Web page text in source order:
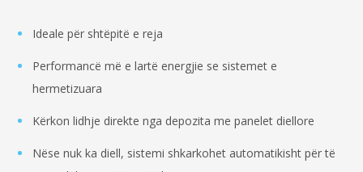
Ideale për shtëpitë e reja
Performancë më e lartë energjie se sistemet e
hermetizuara
Kërkon lidhje direkte nga depozita me panelet diellore
Nëse nuk ka diell, sistemi shkarkohet automatikisht për të